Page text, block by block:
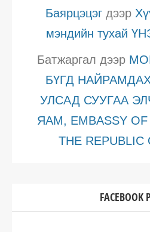
Баярцэцэгдээр
мэндийн тухай
Батжаргал дээр
БҮГД
УЛСАД СУУГАА
ЯАМ, EMBASSY OF
THE REPUBLIC
FACEBOOK